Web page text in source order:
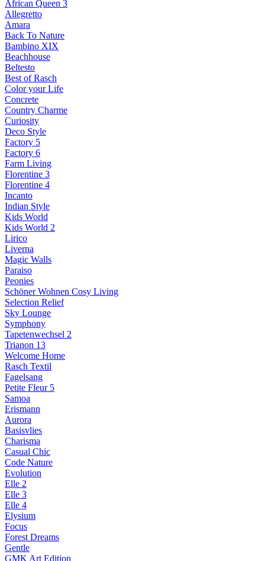
African Queen 3
Allegretto
Amara
Back To Nature
Bambino XIX
Beachhouse
Beltesto
Best of Rasch
Color your Life
Concrete
Country Charme
Curiosity
Deco Style
Factory 5
Factory 6
Farm Living
Florentine 3
Florentine 4
Incanto
Indian Style
Kids World
Kids World 2
Lirico
Liverna
Magic Walls
Paraiso
Peonies
Schöner Wohnen Cosy Living
Selection Relief
Sky Lounge
Symphony
Tapetenwechsel 2
Trianon 13
Welcome Home
Rasch Textil
Fagelsang
Petite Fleur 5
Samoa
Erismann
Aurora
Basisvlies
Charisma
Casual Chic
Code Nature
Evolution
Elle 2
Elle 3
Elle 4
Elysium
Focus
Forest Dreams
Gentle
GMK Art Edition